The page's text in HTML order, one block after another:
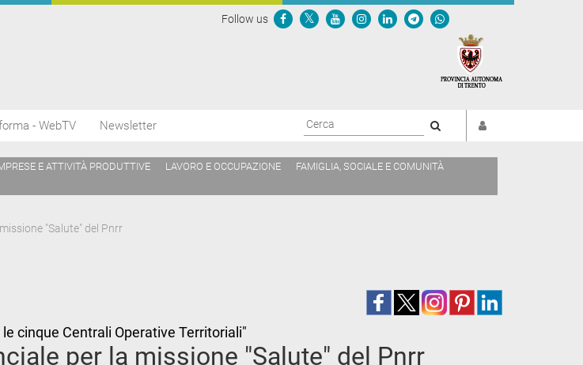
Follow us
- WebTV Newsletter
E ATTIVITÀ PRODUTTIVE LAVORO E OCCUPAZIONE
FAMIGLIA, SOCIALE E COMUNITÀ
"Salute" del Pnrr
cinque Centrali Operative Territoriali"
per la missione "Salute" del Pnrr